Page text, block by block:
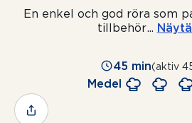
En enkel och god röra som
tillbehör...
45 min(aktiv
Medel